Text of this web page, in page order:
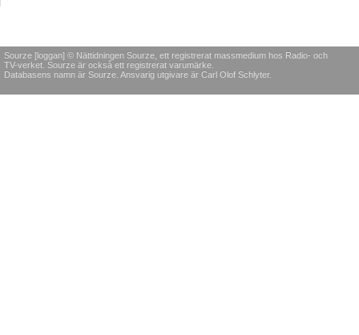
Sourze [loggan] © Nättidningen Sourze, ett registrerat massmedium hos Radio- och
TV-verket. Sourze är också ett registrerat varumärke.
Databasens namn är Sourze. Ansvarig utgivare är Carl Olof Schlyter.